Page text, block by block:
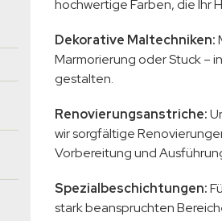
hochwertige Farben, die Ihr
Dekorative Maltechniken:
Marmorierung oder Stuck –
gestalten.
Renovierungsanstriche:
wir sorgfältige
Vorbereitung und
Spezialbeschichtungen:
stark beanspruchten